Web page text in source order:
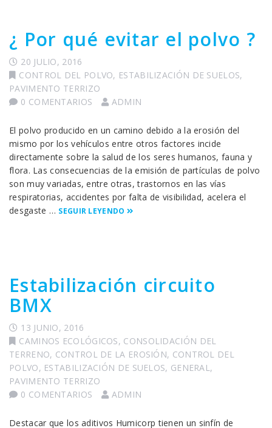
¿ Por qué evitar el polvo ?
20 JULIO, 2016
CONTROL DEL POLVO, ESTABILIZACIÓN DE SUELOS,
PAVIMENTO TERRIZO
0 COMENTARIOS
ADMIN
El polvo producido en un camino debido a la erosión del
mismo por los vehículos entre otros factores incide
directamente sobre la salud de los seres humanos, fauna y
flora. Las consecuencias de la emisión de partículas de polvo
son muy variadas, entre otras, trastornos en las vías
respiratorias, accidentes por falta de visibilidad, acelera el
desgaste … SEGUIR LEYENDO
Estabilización circuito
BMX
13 JUNIO, 2016
CAMINOS ECOLÓGICOS, CONSOLIDACIÓN DEL
TERRENO, CONTROL DE LA EROSIÓN, CONTROL DEL
POLVO, ESTABILIZACIÓN DE SUELOS, GENERAL,
PAVIMENTO TERRIZO
0 COMENTARIOS
ADMIN
Destacar que los aditivos Humicorp tienen un sinfín de